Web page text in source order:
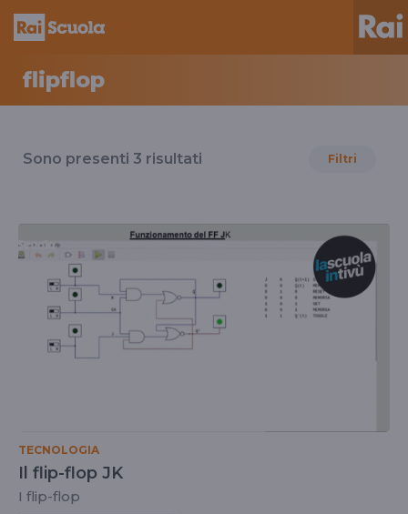
flipflop
il
flipflop
Sono presenti 3 risultati Filtri
TECNOLOGIA
Il flip-flop JK
I flip-flop